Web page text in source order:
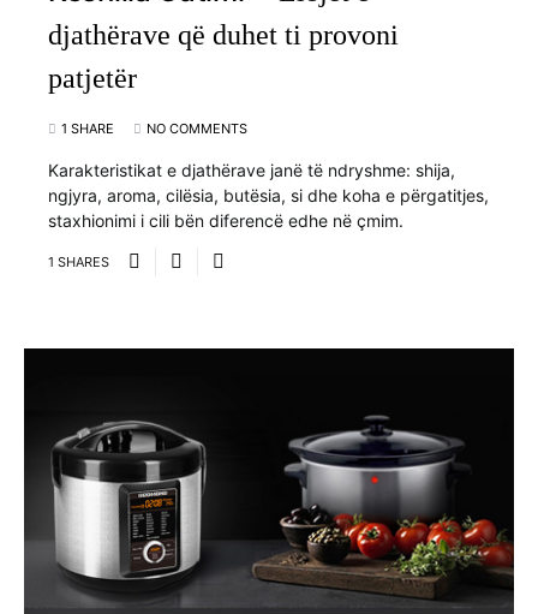
djathërave që duhet ti provoni
patjetër
1 SHARE NO COMMENTS
Karakteristikat e djathërave janë të ndryshme: shija,
ngjyra, aroma, cilësia, butësia, si dhe koha e përgatitjes,
staxhionimi i cili bën diferencë edhe në çmim.
1 SHARES